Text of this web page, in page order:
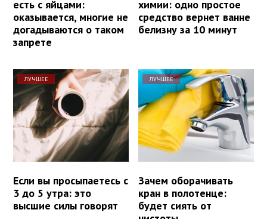
есть с яйцами:
оказывается, многие не
догадываются о таком
запрете
химии: одно простое
средство вернет ванне
белизну за 10 минут
ЛУЧШЕЕ
Если вы просыпаетесь с
3 до 5 утра: это
высшие силы говорят
ЛУЧШЕЕ
Зачем оборачивать
кран в полотенце:
будет сиять от